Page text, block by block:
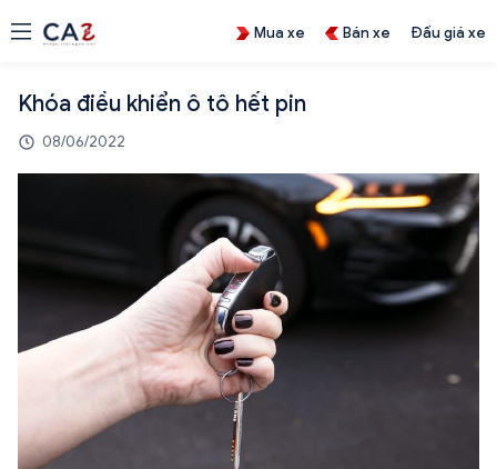
Mua xe Bán xe Đấu giá xe
Khóa điều khiển ô tô hết pin
08/06/2022